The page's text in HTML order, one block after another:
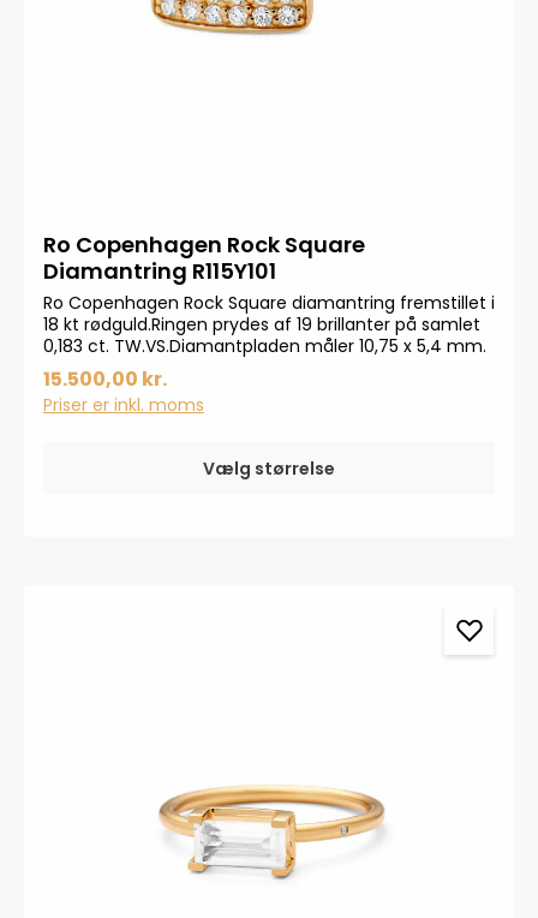
Ro Copenhagen Rock Square
Diamantring R115Y101
Ro Copenhagen Rock Square diamantring fremstillet i
18 kt rødguld.Ringen prydes af 19 brillanter på samlet
0,183 ct. TW.VS.Diamantpladen måler 10,75 x 5,4 mm.
15.500,00 kr.
Priser er inkl. moms
Vælg størrelse